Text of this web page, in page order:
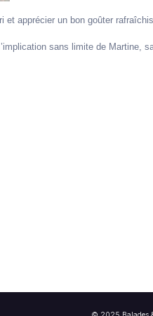
et apprécier un bon goûter
sans limite de Martine,